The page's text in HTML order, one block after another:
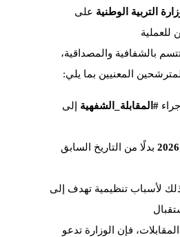
التربية الوطنية على
بالشفافية والمصداقية،
المعنيين بما يلي:
#المقابلة_الشفهية إلى
بدلًا من التاريخ السابق
لأسباب تنظيمية تهدف إلى
فإن الوزارة تدعو